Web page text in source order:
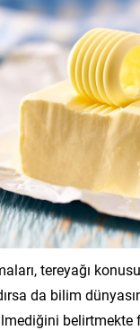
tereyağı
da bilim
belirtmekte